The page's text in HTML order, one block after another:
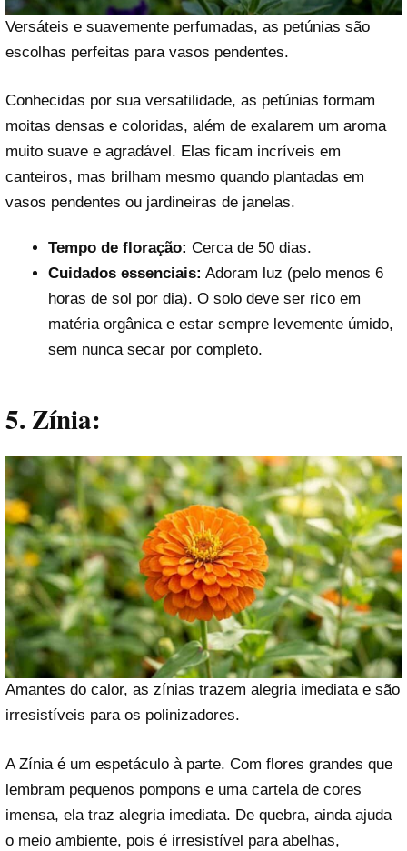
Versáteis e suavemente perfumadas, as petúnias são
escolhas perfeitas para vasos pendentes.
Conhecidas por sua versatilidade, as petúnias formam
moitas densas e coloridas, além de exalarem um aroma
muito suave e agradável. Elas ficam incríveis em
canteiros, mas brilham mesmo quando plantadas em
vasos pendentes ou jardineiras de janelas.
Tempo de floração: Cerca de 50 dias.
Cuidados essenciais: Adoram luz (pelo menos 6
horas de sol por dia). O solo deve ser rico em
matéria orgânica e estar sempre levemente úmido,
sem nunca secar por completo.
5. Zínia:
Amantes do calor, as zínias trazem alegria imediata e são
irresistíveis para os polinizadores.
A Zínia é um espetáculo à parte. Com flores grandes que
lembram pequenos pompons e uma cartela de cores
imensa, ela traz alegria imediata. De quebra, ainda ajuda
o meio ambiente, pois é irresistível para abelhas,